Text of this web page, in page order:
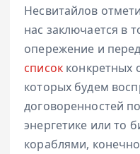
Несвитайлов
нас заключается в
опережение и
списокконкретных
которых будем
договоренностей
энергетике или то
кораблями,